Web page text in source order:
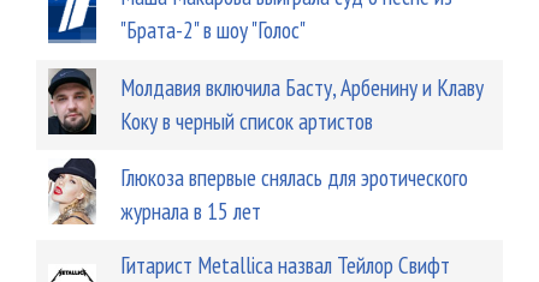
"Брата-2" в шоу "Голос"
Молдавия включила Басту, Арбенину и Клаву
Коку в черный список артистов
Глюкоза впервые снялась для эротического
журнала в 15 лет
Гитарист Metallica назвал Тейлор Свифт